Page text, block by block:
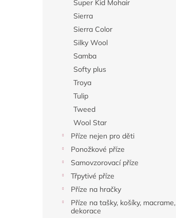
Super Kid Mohair
Sierra
Sierra Color
Silky Wool
Samba
Softy plus
Troya
Tulip
Tweed
Wool Star
Příze nejen pro děti
Ponožkové příze
Samovzorovací příze
Třpytivé příze
Příze na hračky
Příze na tašky, košíky, macrame,
dekorace